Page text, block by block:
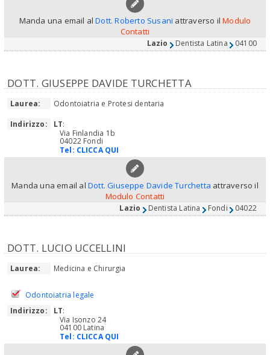
Manda una email alDott. Roberto Susani attraverso ilModulo
Contatti
Lazio Dentista Latina 04100
DOTT. GIUSEPPE DAVIDE TURCHETTA
Laurea:
Odontoiatria e Protesi dentaria
Indirizzo:
LT:
Via Finlandia 1b
04022 Fondi
Tel: CLICCA QUI
Manda una email al Dott. Giuseppe Davide Turchetta attraverso il
Modulo Contatti
Lazio Dentista Latina Fondi 04022
DOTT. LUCIO UCCELLINI
Laurea: Medicina e Chirurgia
Odontoiatria legale
Indirizzo:
LT:
Via Isonzo 24
04100 Latina
Tel: CLICCA QUI